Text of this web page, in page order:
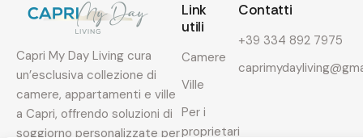
Capri My Day Living cura
un’esclusiva collezione di
camere, appartamenti e ville
a Capri, offrendo soluzioni di
soggiorno personalizzate per
Link
utili
Camere
Ville
Per i
proprietari
Contatti
+39 334 892 7975